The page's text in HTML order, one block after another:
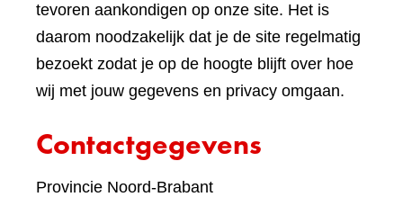
tevoren aankondigen op onze site. Het is
daarom noodzakelijk dat je de site regelmatig
bezoekt zodat je op de hoogte blijft over hoe
wij met jouw gegevens en privacy omgaan.
Contactgegevens
Provincie Noord-Brabant